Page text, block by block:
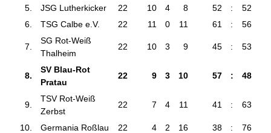
5.
JSG Lutherkicker 22 10 4 8 52 :
52
6.
TSG Calbe e.V. 22 11 0 11 61 : 56
7.
SG Rot-Weiß
Thalheim
22 10 3 9 45 : 53
8.
SV Blau-Rot
Pratau
22 9 3 10 57 : 48
9.
TSV Rot-Weiß
Zerbst
22 7 4 11 41 : 63
10. Germania Roßlau 22 4 2 16 38 : 76